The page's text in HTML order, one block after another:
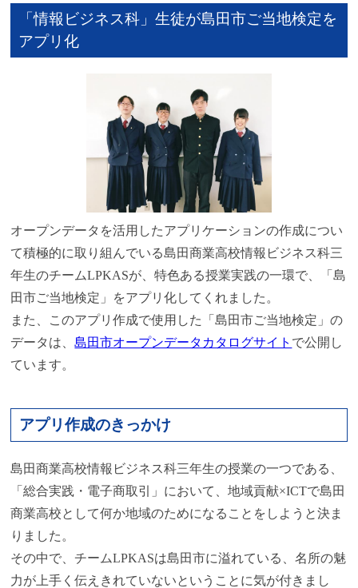
「情報ビジネス科」生徒が島田市ご当地検定を
アプリ化
オープンデータを活用したアプリケーションの作成につい
て積極的に取り組んでいる島田商業高校情報ビジネス科三
年生のチームLPKASが、特色ある授業実践の一環で、「島
田市ご当地検定」をアプリ化してくれました。
また、このアプリ作成で使用した「島田市ご当地検定」の
データは、島田市オープンデータカタログサイト で公開し
ています。
アプリ作成のきっかけ
島田商業高校情報ビジネス科三年生の授業の一つである、
「総合実践・電子商取引」において、地域貢献×ICTで島田
商業高校として何か地域のためになることをしようと決ま
りました。
その中で、チームLPKASは島田市に溢れている、名所の魅
力が上手く伝えきれていないということに気が付きまし